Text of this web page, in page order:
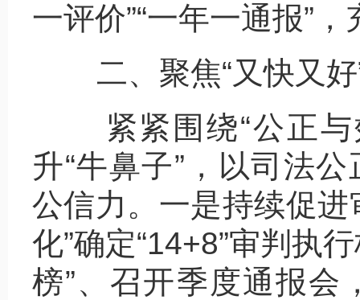
一评价”“一年一通报”
二、聚焦“又快又好
紧紧围绕“公正与
升“牛鼻子”，以司法
公信力。一是持续促
化”确定“14+8”审判执
榜”、召开季度通报会